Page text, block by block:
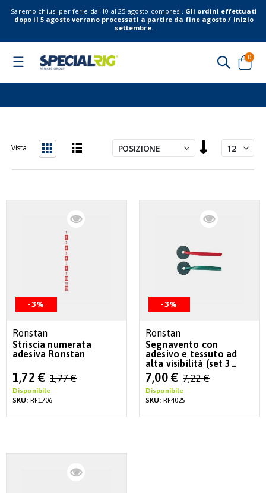
Saremo chiusi per ferie dal 10 al 25 agosto compresi. Gli ordini effettuati
dopo il 5 agosto verrano processati a partire da fine agosto / inizio
settembre.
Toggle
Cart
0
la
direzione
Vista
-3%
Ronstan
Striscia numerata
adesiva Ronstan
Special
Price
1,72 € 1,77 €
Disponibile
SKU: RF1706
-3%
Ronstan
Segnavento con
adesivo e tessuto ad
alta visibilità (set 3
paia)
Special
Price
7,00 € 7,22 €
Disponibile
SKU: RF4025